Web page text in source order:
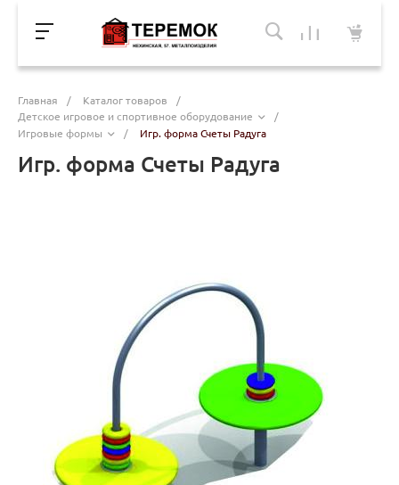
Главная / Каталог товаров
/
Детское игровое и спортивное оборудование
/
Игровые формы
/ Игр. форма Счеты Радуга
Игр. форма Счеты Радуга